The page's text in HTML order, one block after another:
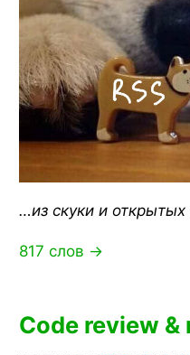
…из скуки и открытых
817 слов →
Code review &